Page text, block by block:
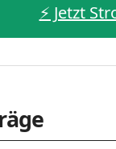
⚡️ Jetzt